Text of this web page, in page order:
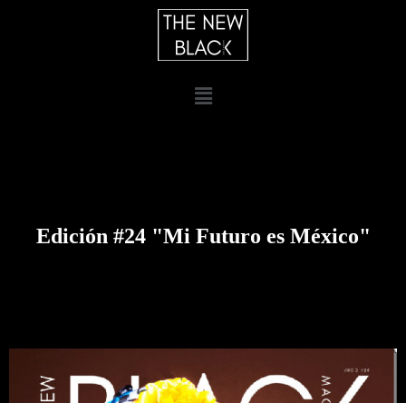
Edición #24 "Mi Futuro es México"